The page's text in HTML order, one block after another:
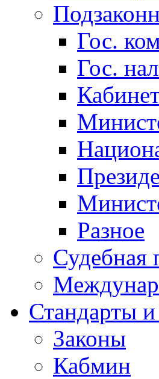
Гос.
Гос.
Разное
Судебная
Стандарты
Законы
Кабмин